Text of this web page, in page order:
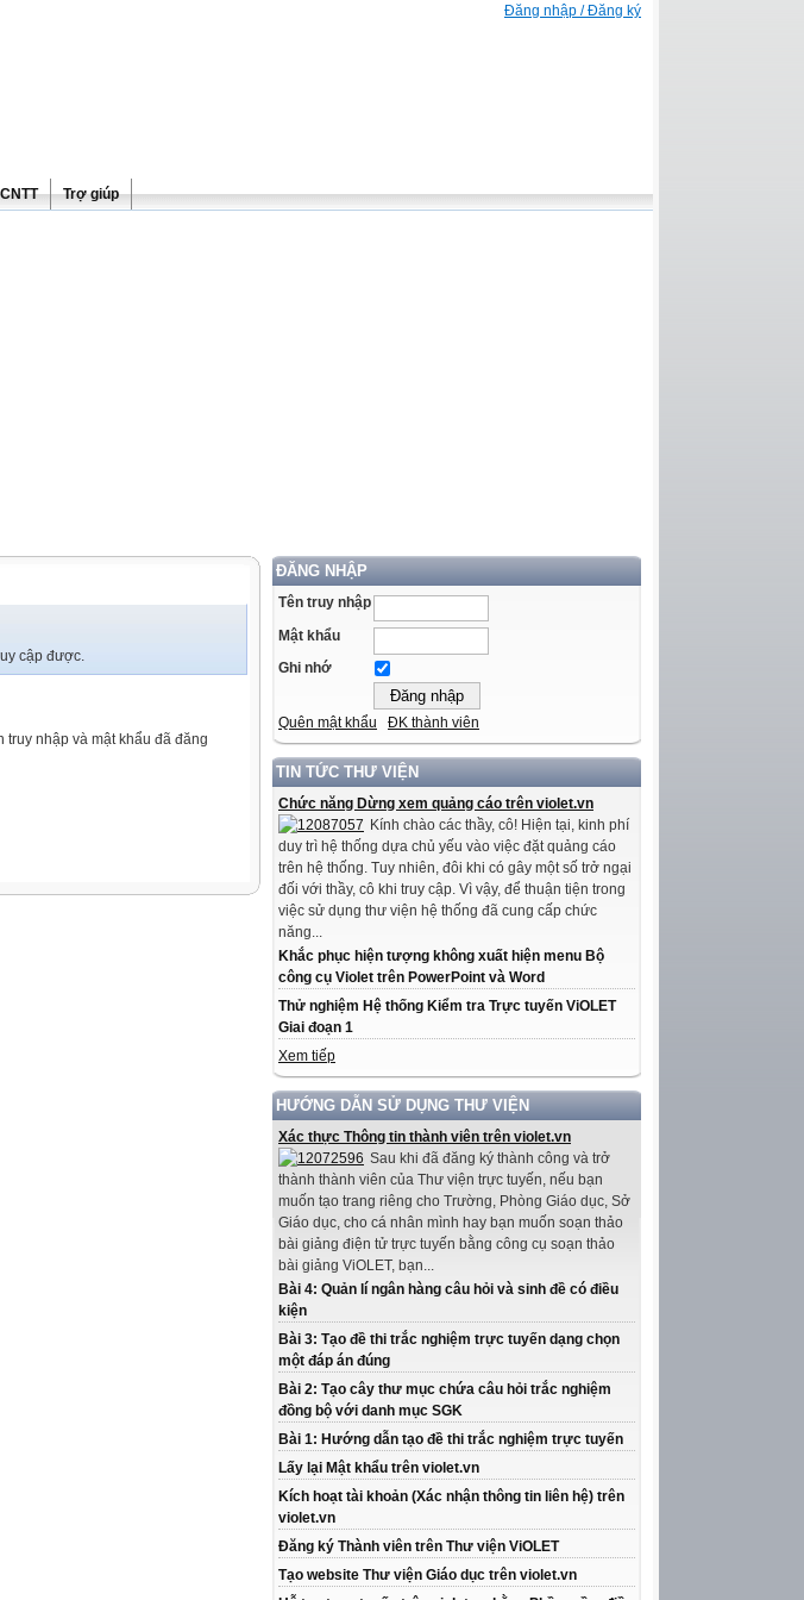
Đăng nhập / Đăng ký
Trợ giúp
ĐĂNG NHẬP
Tên truy nhập
Mật khẩu
Ghi nhớ
Quên mật khẩu ĐK thành viên
TIN TỨC THƯ VIỆN
Chức năng Dừng xem quảng cáo trên violet.vn
Kính chào các thầy, cô! Hiện tại, kinh phí
duy trì hệ thống dựa chủ yếu vào việc đặt quảng cáo
trên hệ thống. Tuy nhiên, đôi khi có gây một số trở ngại
đối với thầy, cô khi truy cập. Vì vậy, để thuận tiện trong
việc sử dụng thư viện hệ thống đã cung cấp chức
năng...
Khắc phục hiện tượng không xuất hiện menu Bộ
công cụ Violet trên PowerPoint và Word
Thử nghiệm Hệ thống Kiểm tra Trực tuyến ViOLET
Giai đoạn 1
Xem tiếp
HƯỚNG DẪN SỬ DỤNG THƯ VIỆN
Xác thực Thông tin thành viên trên violet.vn
Sau khi đã đăng ký thành công và trở
thành thành viên của Thư viện trực tuyến, nếu bạn
muốn tạo trang riêng cho Trường, Phòng Giáo dục, Sở
Giáo dục, cho cá nhân mình hay bạn muốn soạn thảo
bài giảng điện tử trực tuyến bằng công cụ soạn thảo
bài giảng ViOLET, bạn...
Bài 4: Quản lí ngân hàng câu hỏi và sinh đề có điều
kiện
Bài 3: Tạo đề thi trắc nghiệm trực tuyến dạng chọn
một đáp án đúng
Bài 2: Tạo cây thư mục chứa câu hỏi trắc nghiệm
đồng bộ với danh mục SGK
Bài 1: Hướng dẫn tạo đề thi trắc nghiệm trực tuyến
Lấy lại Mật khẩu trên violet.vn
Kích hoạt tài khoản (Xác nhận thông tin liên hệ) trên
violet.vn
Đăng ký Thành viên trên Thư viện ViOLET
Tạo website Thư viện Giáo dục trên violet.vn
cập được.
truy nhập và mật khẩu đã đăng